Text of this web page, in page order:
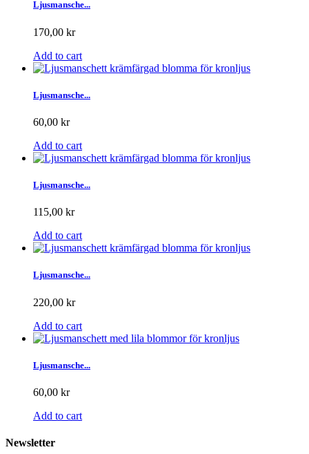
Ljusmansche...
170,00 kr
Add to cart
Ljusmansche...
60,00 kr
Add to cart
Ljusmansche...
115,00 kr
Add to cart
Ljusmansche...
220,00 kr
Add to cart
Ljusmansche...
60,00 kr
Add to cart
Newsletter